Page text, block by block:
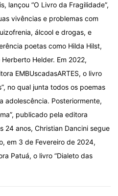
lançou “O Livro da Fragilidade”,
vivências e problemas com
álcool e drogas, e
poetas como Hilda Hilst,
Helder. Em 2022,
EMBUscadasARTES, o livro
no qual junta todos os poemas
adolescência. Posteriormente,
publicado pela editora
24 anos, Christian Dancini segue
em 3 de Fevereiro de 2024,
Patuá, o livro “Dialeto das